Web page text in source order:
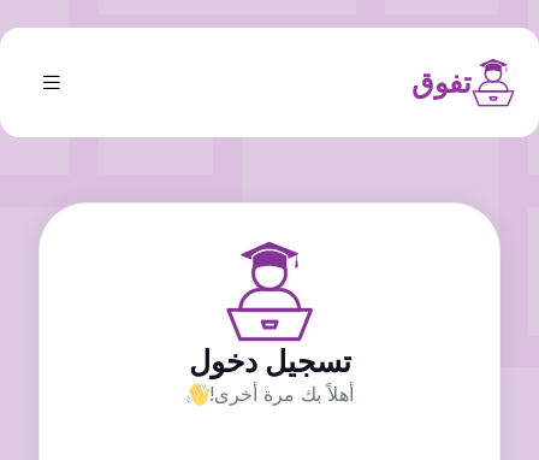
تفوق
تسجيل دخول
أهلاً بك مرة أخرى!